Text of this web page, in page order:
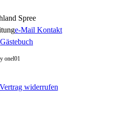
Spree
e-Mail KontaktOpens
Gästebuch
onel01
Vertrag widerrufen